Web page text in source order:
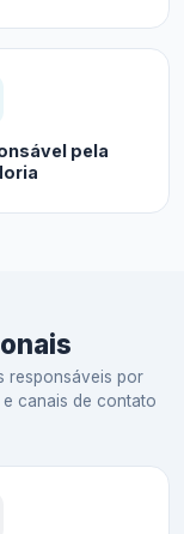
pela
responsáveis por
canais de contato